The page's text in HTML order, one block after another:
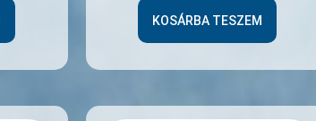
KOSÁRBA TESZEM